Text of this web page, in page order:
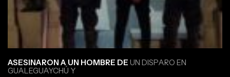
ASESINARON A UN HOMBRE DE UN DISPARO EN
GUALEGUAYCHÚ Y